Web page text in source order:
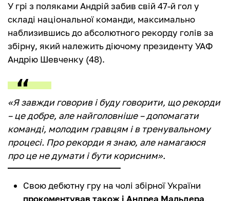
У грі з поляками Андрій забив свій 47-й гол у
складі національної команди, максимально
наблизившись до абсолютного рекорду голів за
збірну, який належить діючому президенту УАФ
Андрію Шевченку (48).
«Я завжди говорив і буду говорити, що рекорди
– це добре, але найголовніше – допомагати
команді, молодим гравцям і в тренувальному
процесі. Про рекорди я знаю, але намагаюся
про це не думати і бути корисним».
Свою дебютну гру на чолі збірної України